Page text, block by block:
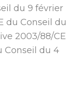
du 9 février
du Conseil du
2003/88/CE
Conseil du 4